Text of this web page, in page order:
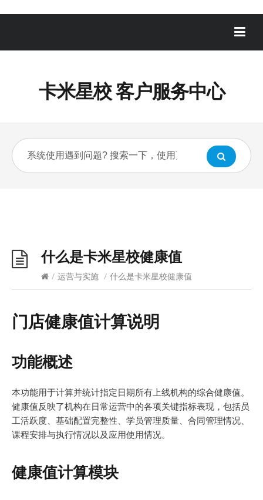
卡米星校 客户服务中心
什么是卡米星校健康值
/ 运营与实施 / 什么是卡米星校健康值
门店健康值计算说明
功能概述
本功能用于计算并统计指定日期所有上线机构的综合健康值。
健康值反映了机构在日常运营中的各项关键指标表现，包括员
工活跃度、基础配置完整性、学员管理质量、合同管理情况、
课程安排与执行情况以及应用使用情况。
健康值计算模块